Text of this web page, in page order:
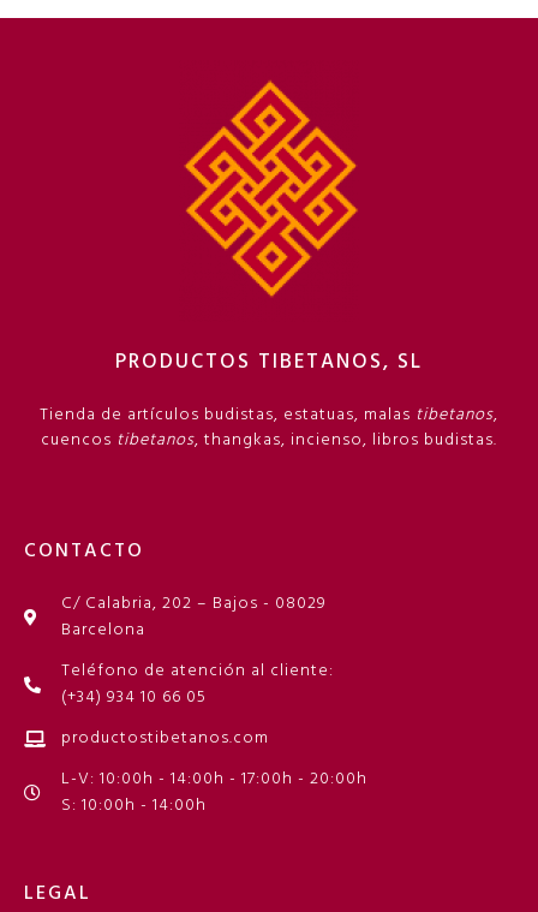
PRODUCTOS TIBETANOS, SL
Tienda de artículos budistas, estatuas, malas tibetanos,
cuencos tibetanos, thangkas, incienso, libros budistas.
CONTACTO
C/ Calabria, 202 – Bajos - 08029
Barcelona
Teléfono de atención al cliente:
(+34) 934 10 66 05
productostibetanos.com
L-V: 10:00h - 14:00h - 17:00h - 20:00h
S: 10:00h - 14:00h
LEGAL